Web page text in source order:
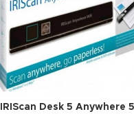
IRIScan Desk 5 Anywhere 5